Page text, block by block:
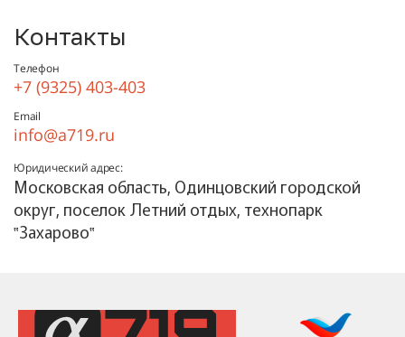
Контакты
Телефон
+7 (9325) 403-403
Email
info@a719.ru
Юридический адрес:
Московская область, Одинцовский городской
округ, поселок Летний отдых, технопарк
‟Захарово‟